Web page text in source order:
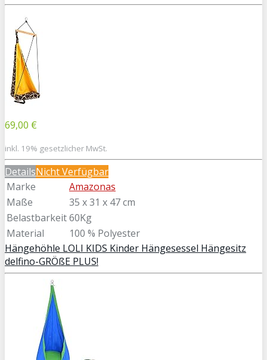
69,00 €
inkl. 19% gesetzlicher MwSt.
DetailsNicht Verfügbar
Marke
Amazonas
Maße
35 x 31 x 47 cm
Belastbarkeit60Kg
Material
100 % Polyester
Hängehöhle LOLI KIDS Kinder Hängesessel Hängesitz
delfino-GRÖßE PLUS!